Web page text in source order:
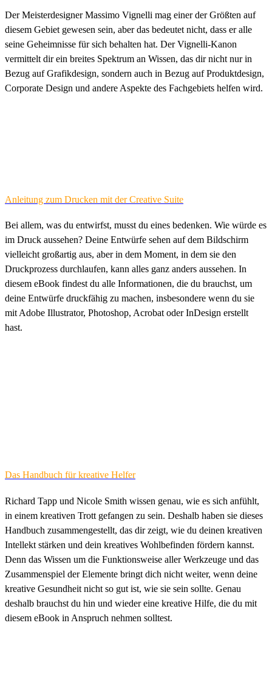
Der Meisterdesigner Massimo Vignelli mag einer der Größten auf
diesem Gebiet gewesen sein, aber das bedeutet nicht, dass er alle
seine Geheimnisse für sich behalten hat. Der Vignelli-Kanon
vermittelt dir ein breites Spektrum an Wissen, das dir nicht nur in
Bezug auf Grafikdesign, sondern auch in Bezug auf Produktdesign,
Corporate Design und andere Aspekte des Fachgebiets helfen wird.
Anleitung zum Drucken mit der Creative Suite
Bei allem, was du entwirfst, musst du eines bedenken. Wie würde es
im Druck aussehen? Deine Entwürfe sehen auf dem Bildschirm
vielleicht großartig aus, aber in dem Moment, in dem sie den
Druckprozess durchlaufen, kann alles ganz anders aussehen. In
diesem eBook findest du alle Informationen, die du brauchst, um
deine Entwürfe druckfähig zu machen, insbesondere wenn du sie
mit Adobe Illustrator, Photoshop, Acrobat oder InDesign erstellt
hast.
Das Handbuch für kreative Helfer
Richard Tapp und Nicole Smith wissen genau, wie es sich anfühlt,
in einem kreativen Trott gefangen zu sein. Deshalb haben sie dieses
Handbuch zusammengestellt, das dir zeigt, wie du deinen kreativen
Intellekt stärken und dein kreatives Wohlbefinden fördern kannst.
Denn das Wissen um die Funktionsweise aller Werkzeuge und das
Zusammenspiel der Elemente bringt dich nicht weiter, wenn deine
kreative Gesundheit nicht so gut ist, wie sie sein sollte. Genau
deshalb brauchst du hin und wieder eine kreative Hilfe, die du mit
diesem eBook in Anspruch nehmen solltest.